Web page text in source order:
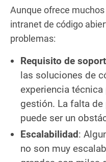
Aunque ofrece
intranet de código
problemas:
Requisito de
las soluciones de
experiencia
gestión. La falta
puede ser un
Escalabilidad:
no son muy